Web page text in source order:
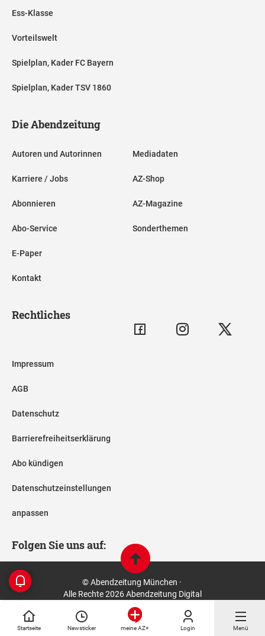
Startseite Newsticker meine AZ+ Login Menü
Ess-Klasse
Vorteilswelt
Spielplan, Kader FC Bayern
Spielplan, Kader TSV 1860
Die Abendzeitung
Autoren und Autorinnen
Karriere / Jobs
Abonnieren
Abo-Service
E-Paper
Kontakt
Mediadaten
AZ-Shop
AZ-Magazine
Sonderthemen
Rechtliches
Impressum
AGB
Datenschutz
Barrierefreiheitserklärung
Abo kündigen
Datenschutzeinstellungen
anpassen
Folgen Sie uns auf:
© Abendzeitung München ·
Alle Rechte 2026 Abendzeitung Digital